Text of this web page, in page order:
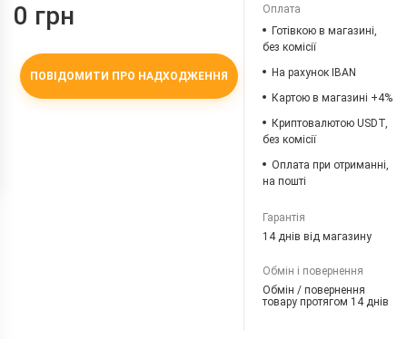
0 грн
ПОВІДОМИТИ ПРО НАДХОДЖЕННЯ
Оплата
Готівкою в магазині,
без комісії
На рахунок IBAN
Картою в магазині +4%
Криптовалютою USDT,
без комісії
Оплата при отриманні,
на пошті
Гарантія
14 днів від магазину
Обмін і повернення
Обмін / повернення
товару протягом 14 днів